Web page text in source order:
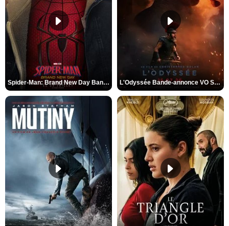
Spider-Man: Brand New Day Bande-annonce VO STFR L'Odyssée Bande-annonce VO STFR